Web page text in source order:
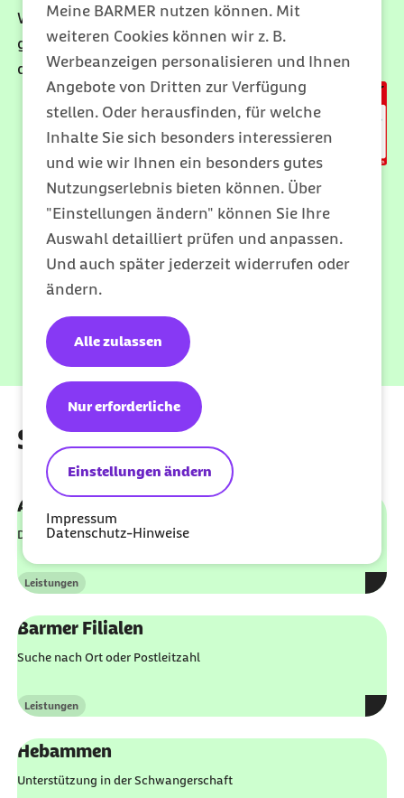
Meine BARMER nutzen können. Mit
weiteren Cookies können wir z. B.
Werbeanzeigen personalisieren und Ihnen
Angebote von Dritten zur Verfügung
stellen. Oder herausfinden, für welche
Inhalte Sie sich besonders interessieren
und wie wir Ihnen ein besonders gutes
Nutzungserlebnis bieten können. Über
"Einstellungen ändern" können Sie Ihre
Auswahl detailliert prüfen und anpassen.
Und auch später jederzeit widerrufen oder
ändern.
Einstellungen ändern
Nur erforderliche
Alle zulassen
Impressum
Datenschutz-Hinweise
Wir unterstützen Sie dabei, gesund zu bleiben oder
gesund zu werden. Mit Leistungen, die weit über
den gesetzlichen Rahmen hinausgehen.
Mitglied werden
Spezialsuchen
Ärztinnen und Ärzte
Deutschlandweit Ärztinnen und Ärzte finden
Kategorie
Leistungen
Barmer Filialen
Suche nach Ort oder Postleitzahl
Kategorie
Leistungen
Hebammen
Unterstützung in der Schwangerschaft